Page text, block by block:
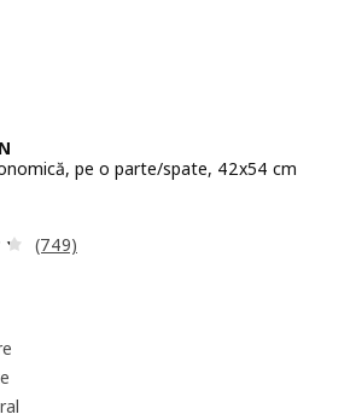
pe o parte/spate, 42x54 cm
Evaluare: 4.3 din 5 stele. Total
(749)